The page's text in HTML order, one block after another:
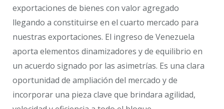
exportaciones de bienes con valor agregado
llegando a constituirse en el cuarto mercado para
nuestras exportaciones. El ingreso de Venezuela
aporta elementos dinamizadores y de equilibrio en
un acuerdo signado por las asimetrías. Es una clara
oportunidad de ampliación del mercado y de
incorporar una pieza clave que brindara agilidad,